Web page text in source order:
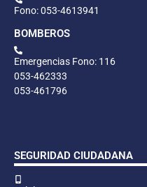
Fono: 053-4613941
BOMBEROS
Emergencias Fono: 116
053-462333
053-461796
SEGURIDAD CIUDADANA